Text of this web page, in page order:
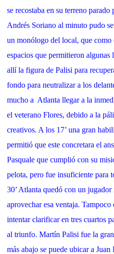
se recostaba en su terreno
Andrés Soriano al minuto pudo
un monólogo del local, que
espacios que permitieron algunas
allí la figura de Palisi para
fondo para neutralizar a los
mucho a Atlanta llegar a la
el veterano Flores, debido a la
creativos. A los 17’ una gran
permitió que este concretara el
Pasquale que cumplió con su
pelota, pero fue insuficiente para
30’ Atlanta quedó con un
aprovechar esa ventaja.
intentar clarificar en tres cuartos
al triunfo. Martín Palisi fue la
más abajo se puede ubicar a